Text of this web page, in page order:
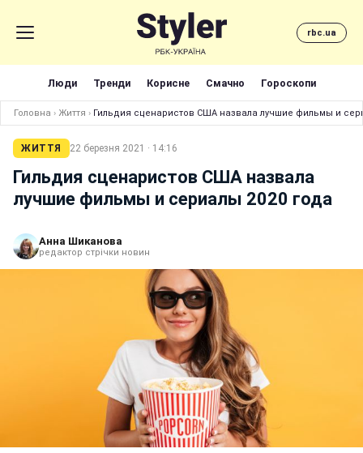
rbc.ua
Люди Тренди Корисне Смачно Гороскопи
Головна › Життя › Гильдия сценаристов США назвала лучшие фильмы и
ЖИТТЯ 22 березня 2021 · 14:16
Гильдия сценаристов США назвала
лучшие фильмы и сериалы 2020 года
Анна Шиканова
редактор стрічки новин